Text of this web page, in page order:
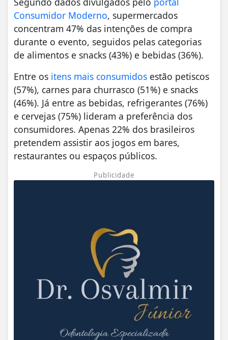
Consumidor Moderno, supermercados
concentram 47% das intenções de compra
durante o evento, seguidos pelas categorias
de alimentos e snacks (43%) e bebidas (36%).
Entre os itens mais consumidos estão petiscos
(57%), carnes para churrasco (51%) e snacks
(46%). Já entre as bebidas, refrigerantes (76%)
e cervejas (75%) lideram a preferência dos
consumidores. Apenas 22% dos brasileiros
pretendem assistir aos jogos em bares,
restaurantes ou espaços públicos.
Publicidade